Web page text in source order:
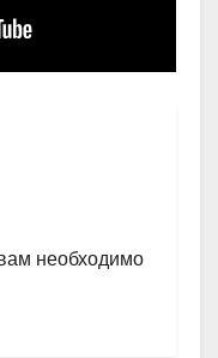
необходимо